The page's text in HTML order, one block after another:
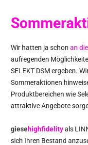
Wir hatten ja schonan
aufregenden
SELEKT DSM ergeben.
Sommeraktionen
Produktbereichen wie
attraktive Angebote
giesehighfidelityals
sich Ihren Bestand